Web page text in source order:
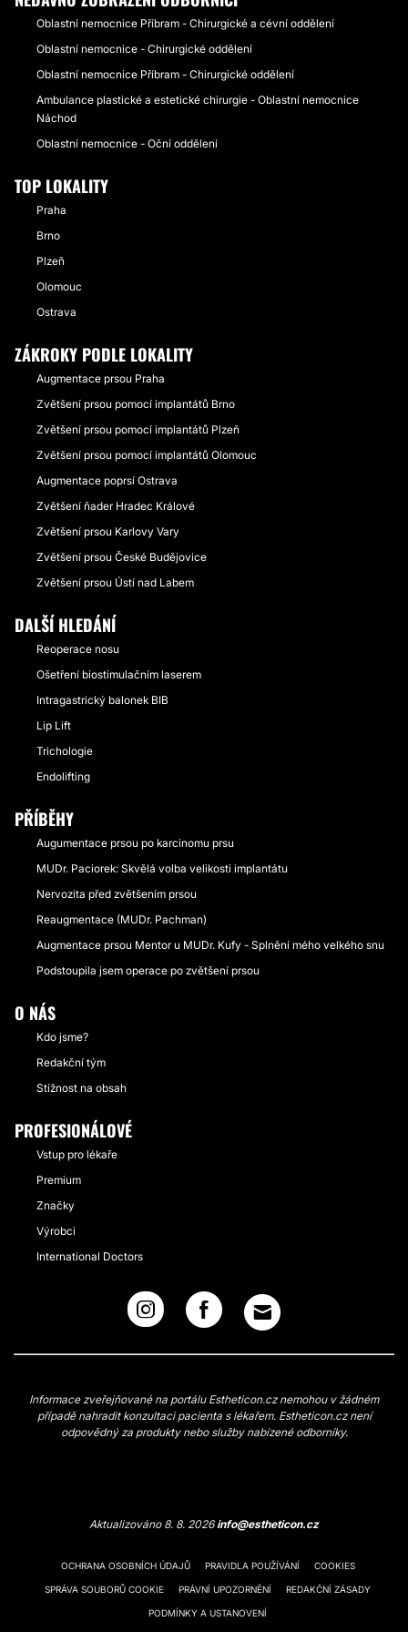
Oblastní nemocnice Příbram - Chirurgické a cévní oddělení
Oblastní nemocnice - Chirurgické oddělení
Oblastní nemocnice Příbram - Chirurgické oddělení
Ambulance plastické a estetické chirurgie - Oblastní nemocnice
Náchod
Oblastní nemocnice - Oční oddělení
TOP LOKALITY
Praha
Brno
Plzeň
Olomouc
Ostrava
ZÁKROKY PODLE LOKALITY
Augmentace prsou Praha
Zvětšení prsou pomocí implantátů Brno
Zvětšení prsou pomocí implantátů Plzeň
Zvětšení prsou pomocí implantátů Olomouc
Augmentace poprsí Ostrava
Zvětšení ňader Hradec Králové
Zvětšení prsou Karlovy Vary
Zvětšení prsou České Budějovice
Zvětšení prsou Ústí nad Labem
DALŠÍ HLEDÁNÍ
Reoperace nosu
Ošetření biostimulačním laserem
Intragastrický balonek BIB
Lip Lift
Trichologie
Endolifting
PŘÍBĚHY
Augumentace prsou po karcinomu prsu
MUDr. Paciorek: Skvělá volba velikosti implantátu
Nervozita před zvětšením prsou
Reaugmentace (MUDr. Pachman)
Augmentace prsou Mentor u MUDr. Kufy - Splnění mého velkého snu
Podstoupila jsem operace po zvětšení prsou
O NÁS
Kdo jsme?
Redakční tým
Stížnost na obsah
PROFESIONÁLOVÉ
Vstup pro lékaře
Premium
Značky
Výrobci
International Doctors
Informace zveřejňované na portálu Estheticon.cz nemohou v žádném
případě nahradit konzultaci pacienta s lékařem. Estheticon.cz není
odpovědný za produkty nebo služby nabízené odborníky.
Aktualizováno 8. 8. 2026info@estheticon.cz
OCHRANA OSOBNÍCH ÚDAJŮ PRAVIDLA POUŽÍVÁNÍ COOKIES
SPRÁVA SOUBORŮ COOKIE PRÁVNÍ UPOZORNĚNÍ REDAKČNÍ ZÁSADY
PODMÍNKY A USTANOVENÍ